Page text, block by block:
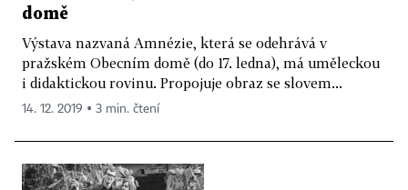
domě
Výstava nazvaná Amnézie, která se odehrává v
pražském Obecním domě (do 17. ledna), má uměleckou
i didaktickou rovinu. Propojuje obraz se slovem...
14. 12. 2019 ▪ 3 min. čtení